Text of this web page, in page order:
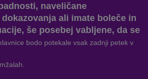
naveličane
ali imate boleče in
še posebej vabljene, da se
bodo potekale vsak zadnji petek v